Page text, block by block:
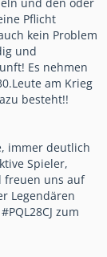
Pflicht
kein Problem
und
Es nehmen
am Krieg
besteht!!
immer deutlich
Spieler,
freuen uns auf
Legendären
zum